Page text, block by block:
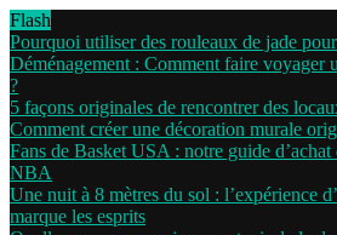
Flash
Pourquoi utiliser des rouleaux de jade
Déménagement : Comment faire voyager
?
5 façons originales de rencontrer des
Comment créer une décoration murale
Fans de Basket USA : notre guide d’achat
NBA
Une nuit à 8 mètres du sol : l’expérience
marque les esprits